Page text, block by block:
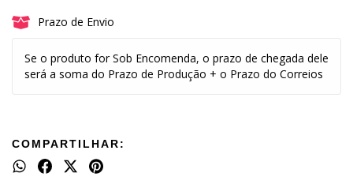
Prazo de Envio
Se o produto for Sob Encomenda, o prazo de chegada dele
será a soma do Prazo de Produção + o Prazo do Correios
COMPARTILHAR: